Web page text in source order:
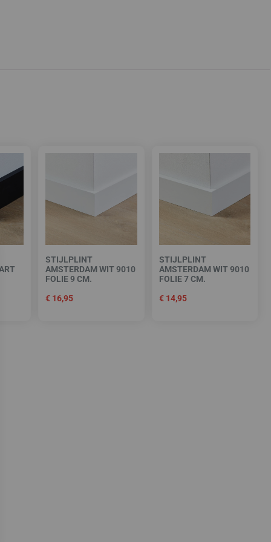
STIJLPLINT
AMSTERDAM WIT 9010
FOLIE 9 CM.
€ 16,95
STIJLPLINT
AMSTERDAM WIT 9010
FOLIE 7 CM.
€14,95